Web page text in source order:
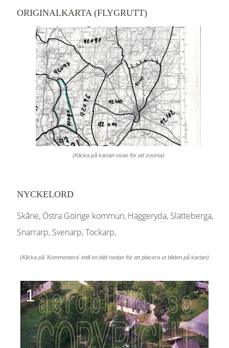
ORIGINALKARTA (FLYGRUTT)
(Klicka på kartan ovan för att zooma)
NYCKELORD
Skåne, Östra Göinge kommun, Häggeryda, Slätteberga,
Snarrarp, Svenarp, Tockarp,
(Klicka på 'Kommentera' intill en bild nedan för att placera ut bilden på kartan)
1